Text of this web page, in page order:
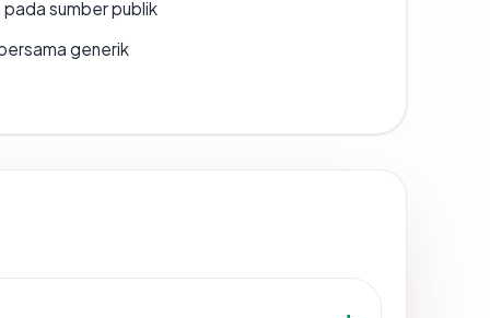
sumber publik
generik